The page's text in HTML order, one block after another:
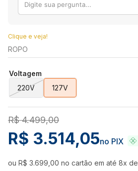
Clique e veja!
ROPO
Voltagem
220V
127V
R$ 4.499,00
R$ 3.514,05no PIX
ou R$ 3.699 00 no cartão em até 8x de